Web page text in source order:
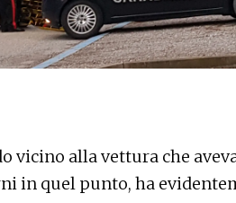
vicino alla vettura che
in quel punto, ha